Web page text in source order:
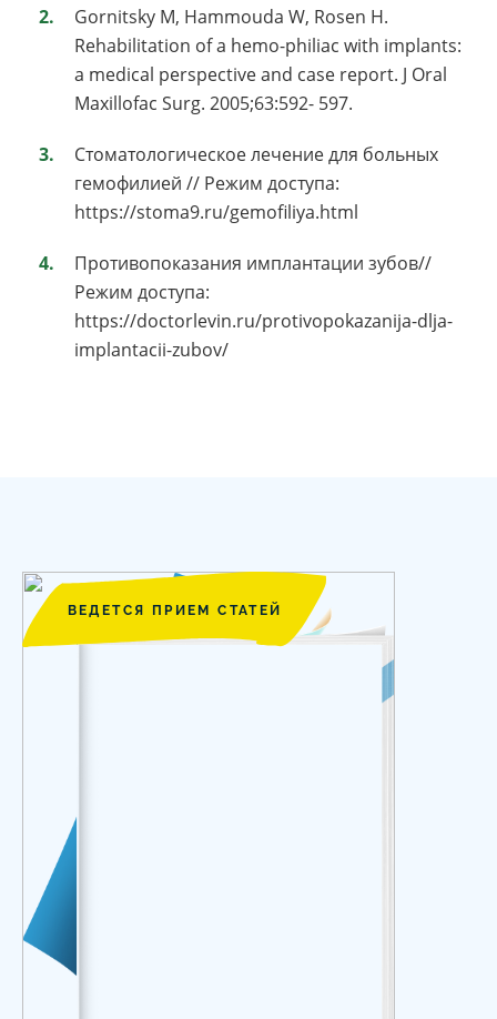
Gornitsky M, Hammouda W, Rosen H.
Rehabilitation of a hemo-philiac with implants:
a medical perspective and case report. J Oral
Maxillofac Surg. 2005;63:592- 597.
Стоматологическое лечение для больных
гемофилией // Режим доступа:
https://stoma9.ru/gemofiliya.html
Противопоказания имплантации зубов//
Режим доступа:
https://doctorlevin.ru/protivopokazanija-dlja-
implantacii-zubov/
ВЕДЕТСЯ ПРИЕМ СТАТЕЙ